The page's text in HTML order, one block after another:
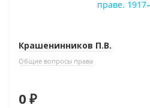
Крашенинников П.В.
Общие вопросы права
0 ₽